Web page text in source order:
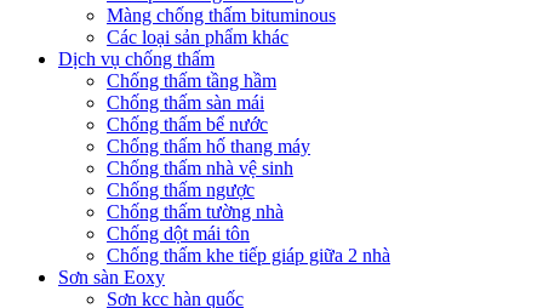
Màng chống thấm bituminous
Các loại sản phẩm khác
Dịch vụ chống thấm
Chống thấm tầng hầm
Chống thấm sàn mái
Chống thấm bể nước
Chống thấm hố thang máy
Chống thấm nhà vệ sinh
Chống thấm ngược
Chống thấm tường nhà
Chống dột mái tôn
Chống thấm khe tiếp giáp giữa 2 nhà
Sơn sàn Eoxy
Sơn kcc hàn quốc